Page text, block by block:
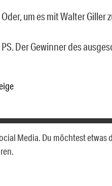
Oder, um es mit Walter Giller
PS. Der Gewinner des
Media. Du möchtest etwas